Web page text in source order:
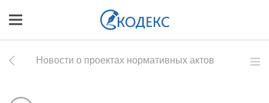
Новости о проектах нормативных актов